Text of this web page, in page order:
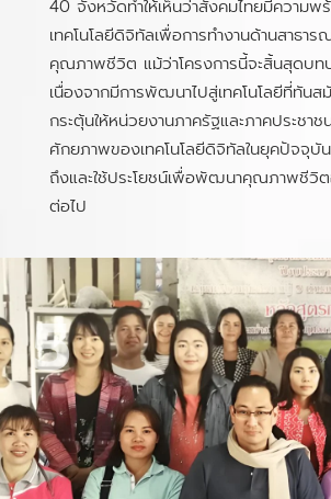
40 จังหวัดทำให้เห็นว่าสังคมไทยมีความพ
เทคโนโลยีดิจิทัลเพื่อการทำงานด้านสาธา
คุณภาพชีวิต แม้ว่าโครงการนี้จะสิ้นสุดบ
เนื่องจากมีการพัฒนาไปสู่เทคโนโลยีที่ทันส
กระตุ้นให้หน่วยงานภาครัฐและภาคประชาช
ศักยภาพของเทคโนโลยีดิจิทัลในยุคปัจจุบั
ถึงและใช้ประโยชน์เพื่อพัฒนาคุณภาพชีวิ
ต่อไป
5